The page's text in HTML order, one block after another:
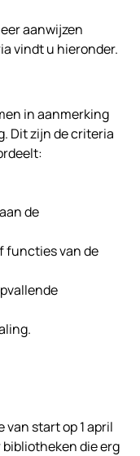
aanwijzen
vindt u hieronder.
in aanmerking
Dit zijn de criteria
de
functies van de
start op 1 april
bibliotheken die erg